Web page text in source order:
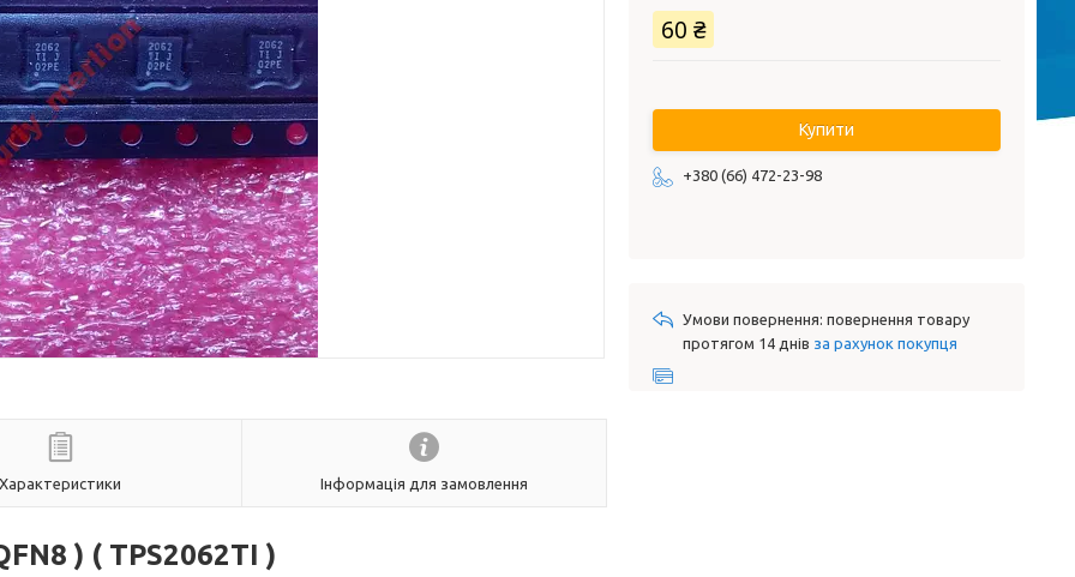
Характеристики Інформація для замовлення
) ( TPS2062TI )
60 ₴
Купити
+380 (66) 472-23-98
повернення товару
протягом 14 днів за рахунок покупця